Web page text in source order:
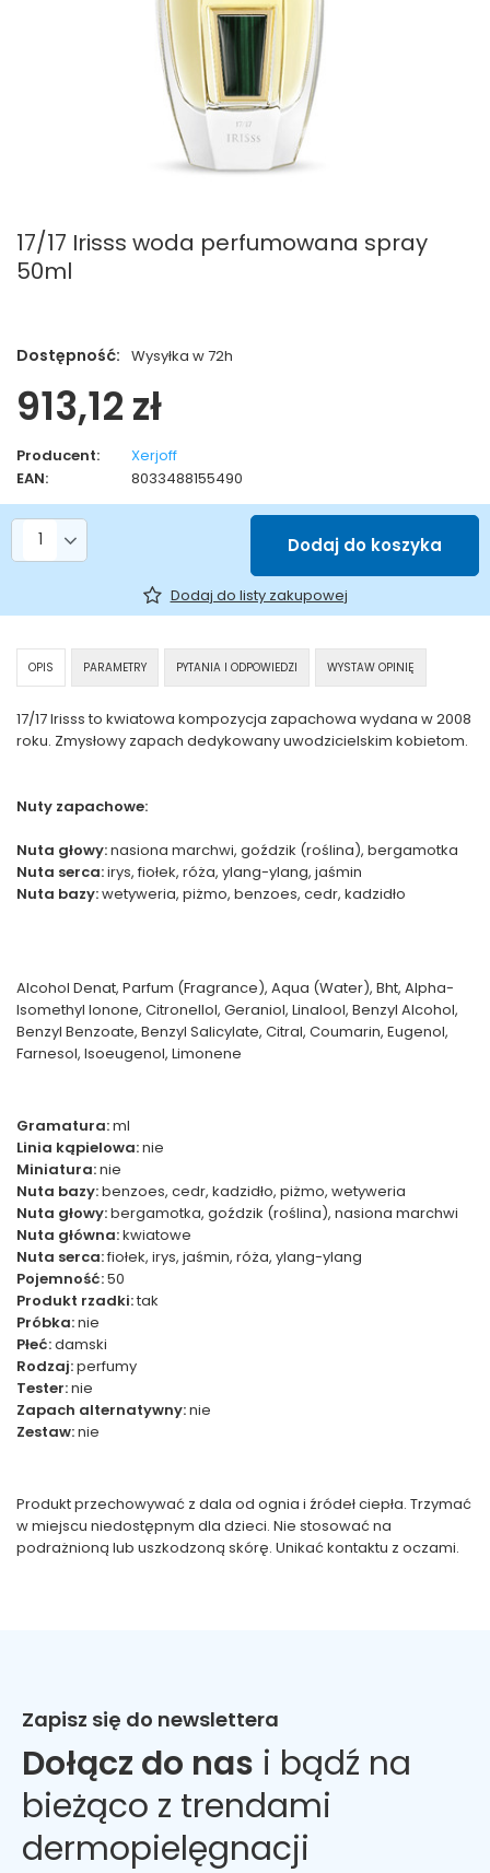
17/17 Irisss woda perfumowana spray
50ml
Dostępność: Wysyłka w 72h
913,12 zł
Producent:
Xerjoff
EAN:
8033488155490
Liczba produktów
Dodaj do koszyka
Dodaj do listy zakupowej
OPIS PARAMETRY PYTANIA I ODPOWIEDZI WYSTAW OPINIĘ
17/17 Irisss to kwiatowa kompozycja zapachowa wydana w 2008
roku. Zmysłowy zapach dedykowany uwodzicielskim kobietom.
Nuty zapachowe:
Nuta głowy:nasiona marchwi, goździk (roślina), bergamotka
Nuta serca:irys, fiołek, róża, ylang-ylang, jaśmin
Nuta bazy:wetyweria, piżmo, benzoes, cedr, kadzidło
Alcohol Denat, Parfum (Fragrance), Aqua (Water), Bht, Alpha-
Isomethyl Ionone, Citronellol, Geraniol, Linalool, Benzyl Alcohol,
Benzyl Benzoate, Benzyl Salicylate, Citral, Coumarin, Eugenol,
Farnesol, Isoeugenol, Limonene
Gramatura:ml
Linia kąpielowa:nie
Miniatura:nie
Nuta bazy:benzoes, cedr, kadzidło, piżmo, wetyweria
Nuta głowy:bergamotka, goździk (roślina), nasiona marchwi
Nuta główna:kwiatowe
Nuta serca:fiołek, irys, jaśmin, róża, ylang-ylang
Pojemność:50
Produkt rzadki:tak
Próbka:nie
Płeć:damski
Rodzaj:perfumy
Tester:nie
Zapach alternatywny:nie
Zestaw:nie
Produkt przechowywać z dala od ognia i źródeł ciepła. Trzymać
w miejscu niedostępnym dla dzieci. Nie stosować na
podrażnioną lub uszkodzoną skórę. Unikać kontaktu z oczami.
Zapisz się do newslettera
Dołącz do nas i bądź na
bieżąco z trendami
dermopielęgnacji